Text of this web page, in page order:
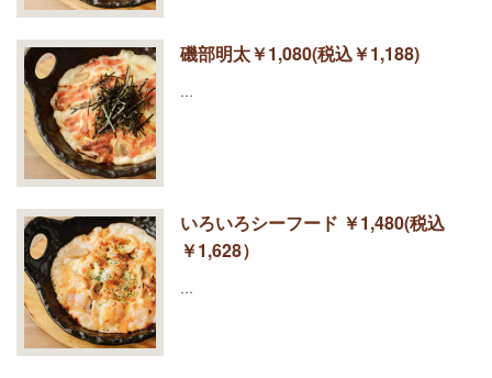
磯部明太￥1,080(税込￥1,188)
…
いろいろシーフード ￥1,480(税込
￥1,628）
…